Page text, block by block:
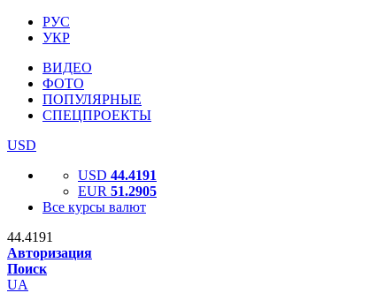
РУС
УКР
ВИДЕО
ФОТО
ПОПУЛЯРНЫЕ
СПЕЦПРОЕКТЫ
USD
USD 44.4191
EUR 51.2905
Все курсы валют
44.4191
Авторизация
Поиск
UA